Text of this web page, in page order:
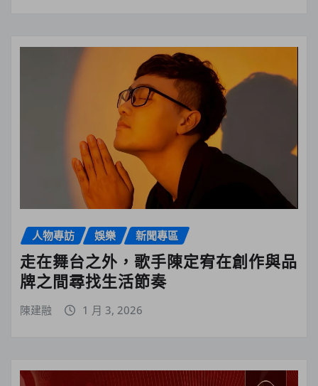
人物專訪 娛樂 新聞專區
走在舞台之外，歌手陳定宥在創作與品
牌之間尋找生活節奏
陳建融 1 月 3, 2026